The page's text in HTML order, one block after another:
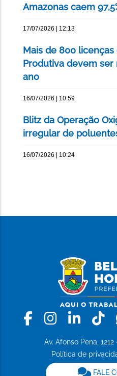
Amazonas caem
17/07/2026 | 12:13
Mais de 800
Produtiva devem ser
ano
16/07/2026 | 10:59
Blitz da Operação
irregular de
16/07/2026 | 10:24
Facebook
Av. Afonso Pena,
Política de
FALE